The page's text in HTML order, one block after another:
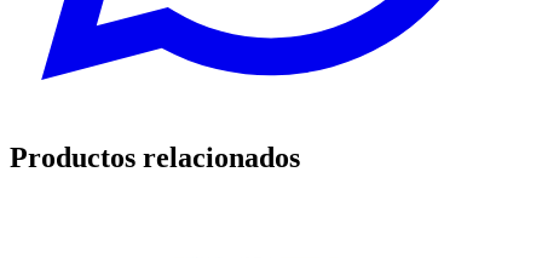
Productos relacionados